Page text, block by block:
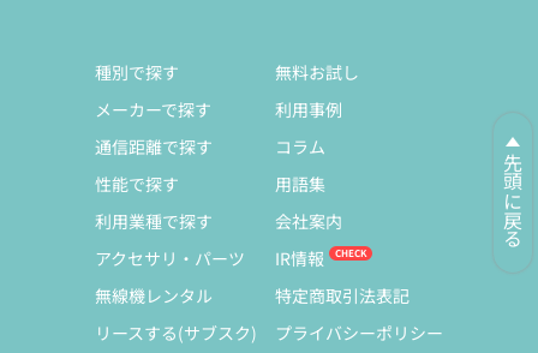
先頭に戻る
種別で探す
メーカーで探す
通信距離で探す
性能で探す
利用業種で探す
アクセサリ・パーツ
無線機レンタル
リースする(サブスク)
無料お試し
利用事例
コラム
用語集
会社案内
IR情報
特定商取引法表記
プライバシーポリシー